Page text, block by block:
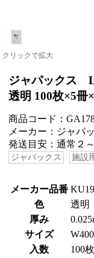
クリックで拡大
ジャパックス
透明 100枚×5
商品コード：
メーカー：ジャパ
発送目安：通常２
ジャパックス 施設
メーカー品番 KU19
色
透明
厚み
サイズ
入数
100